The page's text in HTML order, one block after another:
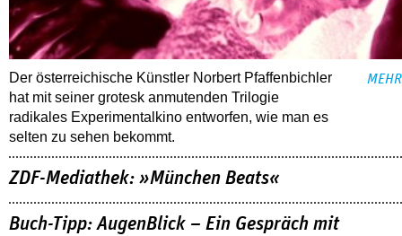
Der österreichische Künstler Norbert Pfaffenbichler
hat mit seiner grotesk anmutenden Trilogie
radikales Experimentalkino entworfen, wie man es
selten zu sehen bekommt.
MEHR
ZDF-Mediathek: »München Beats«
Buch-Tipp: AugenBlick – Ein Gespräch mit